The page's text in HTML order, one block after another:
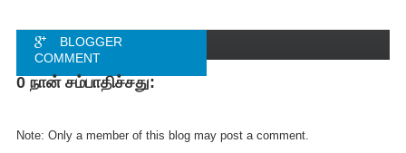
BLOGGER
COMMENT
FACEBOOK
0 நான் சம்பாதிச்சது:
Note: Only a member of this blog may post a comment.